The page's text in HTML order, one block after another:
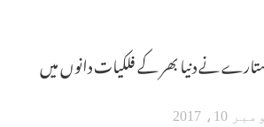
نے دنیا بھر کے فلکیات دانوں میں
10، 2017